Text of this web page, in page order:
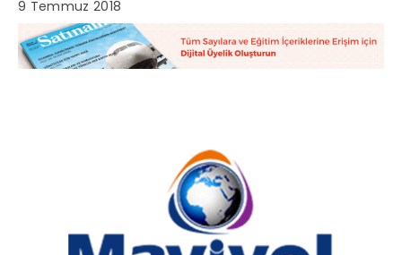
9 Temmuz 2018